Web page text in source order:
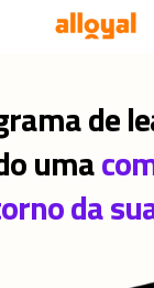
de
uma
da